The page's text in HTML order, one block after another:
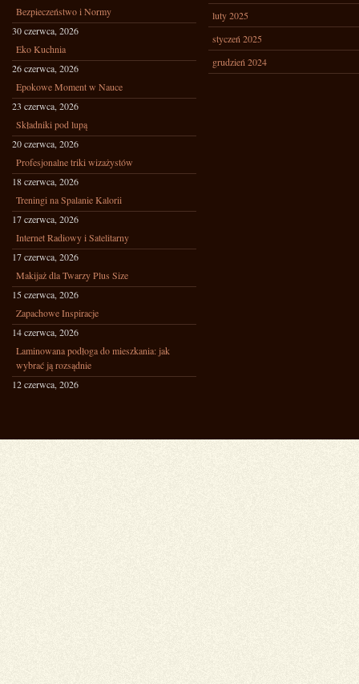
Bezpieczeństwo i Normy
30 czerwca, 2026
Eko Kuchnia
26 czerwca, 2026
Epokowe Moment w Nauce
23 czerwca, 2026
Składniki pod lupą
20 czerwca, 2026
Profesjonalne triki wizażystów
18 czerwca, 2026
Treningi na Spalanie Kalorii
17 czerwca, 2026
Internet Radiowy i Satelitarny
17 czerwca, 2026
Makijaż dla Twarzy Plus Size
15 czerwca, 2026
Zapachowe Inspiracje
14 czerwca, 2026
Laminowana podłoga do mieszkania: jak
wybrać ją rozsądnie
12 czerwca, 2026
luty 2025
styczeń 2025
grudzień 2024